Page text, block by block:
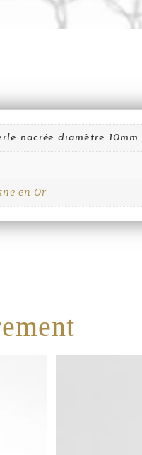
nacrée diamètre 10mm
en Or